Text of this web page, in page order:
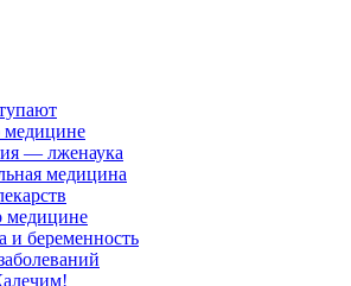
— лженаука
медицина
медицине
и беременность